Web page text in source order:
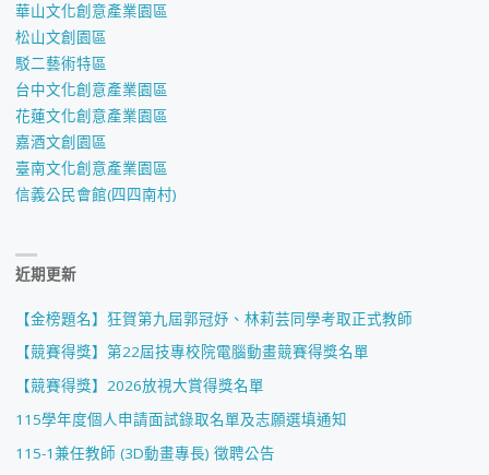
華山文化創意產業園區
松山文創園區
駁二藝術特區
台中文化創意產業園區
花蓮文化創意產業園區
嘉酒文創園區
臺南文化創意產業園區
信義公民會館(四四南村)
近期更新
【金榜題名】狂賀第九屆郭冠妤、林莉芸同學考取正式教師
【競賽得獎】第22屆技專校院電腦動畫競賽得獎名單
【競賽得獎】2026放視大賞得獎名單
115學年度個人申請面試錄取名單及志願選填通知
115-1兼任教師 (3D動畫專長) 徵聘公告